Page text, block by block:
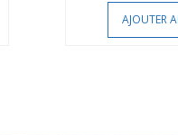
AJOUTER